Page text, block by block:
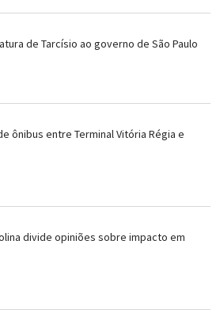
de Tarcísio ao governo de São Paulo
ônibus entre Terminal Vitória Régia e
divide opiniões sobre impacto em